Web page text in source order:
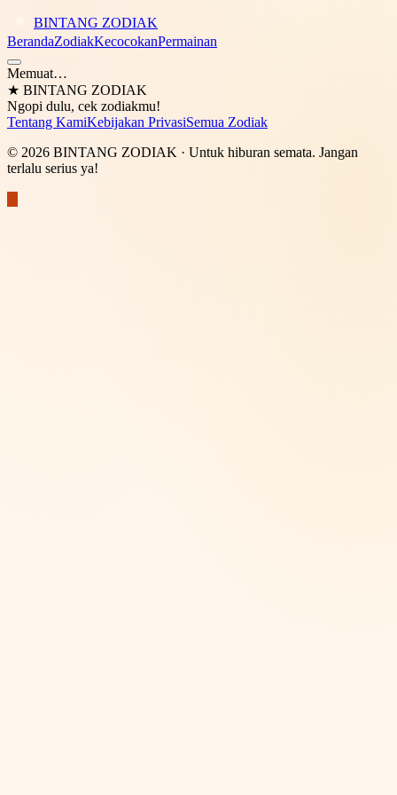
BINTANG ZODIAK
BerandaZodiakKecocokanPermainan
Memuat…
★ BINTANG ZODIAK
Ngopi dulu, cek zodiakmu!
Tentang KamiKebijakan PrivasiSemua Zodiak
© 2026 BINTANG ZODIAK · Untuk hiburan semata. Jangan
terlalu serius ya!